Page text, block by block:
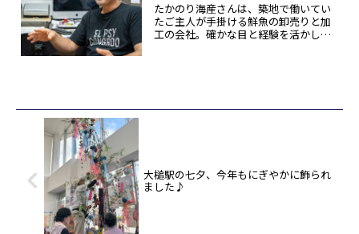
たかのり海産さんは、築地で働いてい
たご主人が手掛ける鮮魚の卸売りと加
工の会社。確かな目と経験を活かして
大槌駅の七夕、今年もにぎやかに飾られ
ました♪